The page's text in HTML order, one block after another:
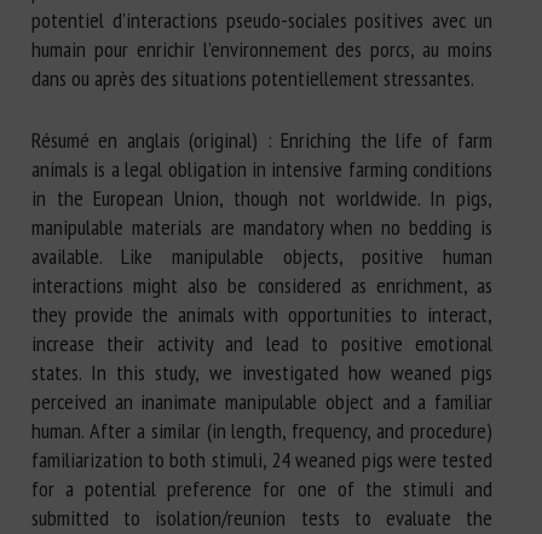
potentiel d’interactions pseudo-sociales positives avec un
humain pour enrichir l’environnement des porcs, au moins
dans ou après des situations potentiellement stressantes.
Résumé en anglais (original) : Enriching the life of farm
animals is a legal obligation in intensive farming conditions
in the European Union, though not worldwide. In pigs,
manipulable materials are mandatory when no bedding is
available. Like manipulable objects, positive human
interactions might also be considered as enrichment, as
they provide the animals with opportunities to interact,
increase their activity and lead to positive emotional
states. In this study, we investigated how weaned pigs
perceived an inanimate manipulable object and a familiar
human. After a similar (in length, frequency, and procedure)
familiarization to both stimuli, 24 weaned pigs were tested
for a potential preference for one of the stimuli and
submitted to isolation/reunion tests to evaluate the